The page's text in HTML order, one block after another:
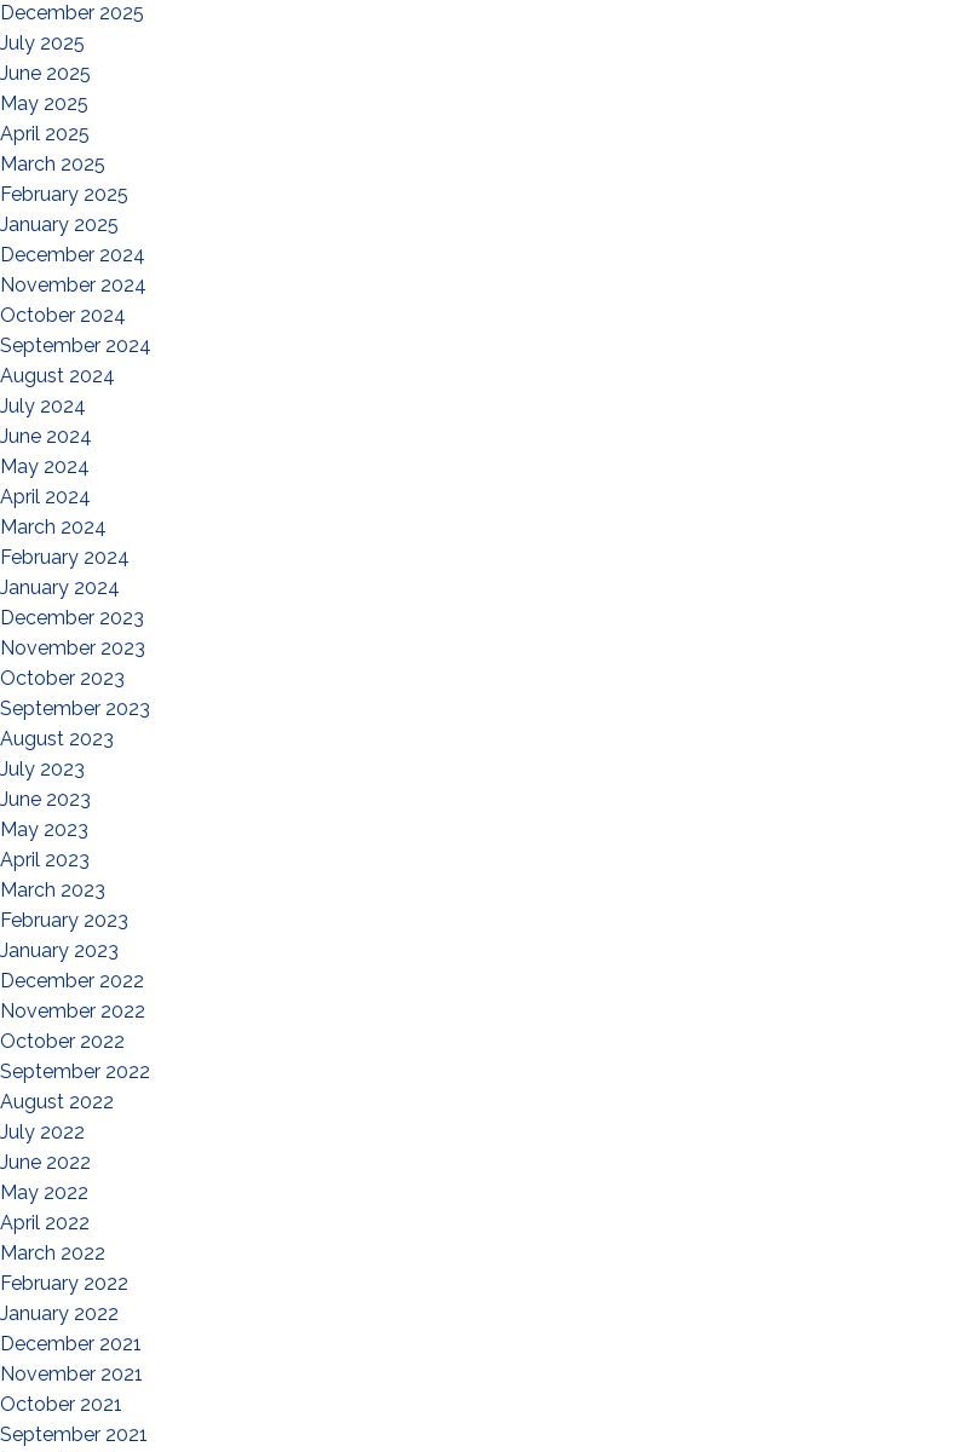
December 2025
July 2025
June 2025
May 2025
April 2025
March 2025
February 2025
January 2025
December 2024
November 2024
October 2024
September 2024
August 2024
July 2024
June 2024
May 2024
April 2024
March 2024
February 2024
January 2024
December 2023
November 2023
October 2023
September 2023
August 2023
July 2023
June 2023
May 2023
April 2023
March 2023
February 2023
January 2023
December 2022
November 2022
October 2022
September 2022
August 2022
July 2022
June 2022
May 2022
April 2022
March 2022
February 2022
January 2022
December 2021
November 2021
October 2021
September 2021